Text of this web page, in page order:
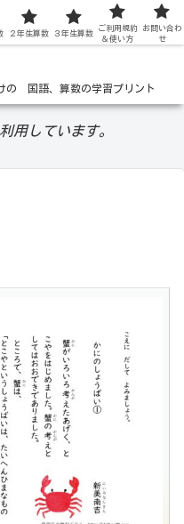
習ドリル
の 国語、算数の学習プリント
用しています。
２年生算数 ３年生算数
ご利用規約
＆使い方
お問い合わ
せ